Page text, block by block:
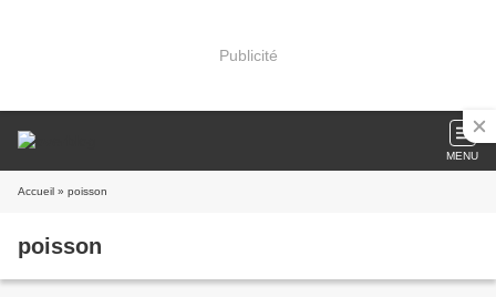
Publicité
MENU
Accueil » poisson
poisson